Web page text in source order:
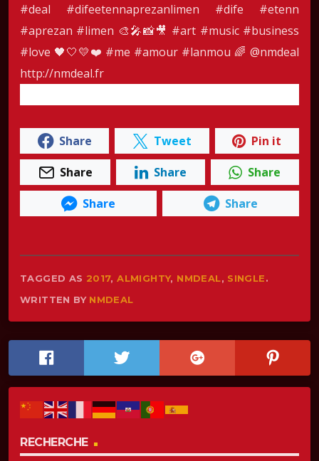
#deal
#difeetennaprezanlimen #dife
#etenn
#aprezan #limen 🎨🎤📸🎥 #art #music #business
#love 🖤🤍💛❤️ #me #amour #lanmou 🌈 @nmdeal
http://nmdeal.fr
Share Tweet
Pin it
Share
Share
Share
Share
Share
TAGGED AS 2017,ALMIGHTY, NMDEAL, SINGLE.
WRITTEN BY NMDEAL
RECHERCHE